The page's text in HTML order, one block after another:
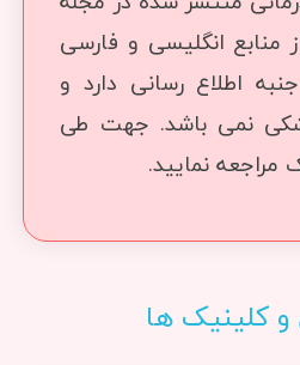
منابع انگلیسی و فارسی
اطلاع رسانی دارد و
نمی باشد. جهت طی
مراجعه نمایید.
کلینیک ها